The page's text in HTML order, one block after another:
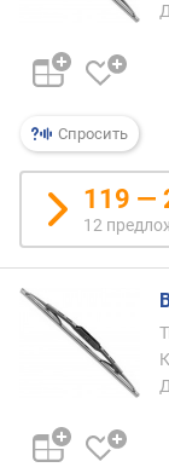
Спросить
119 —
12